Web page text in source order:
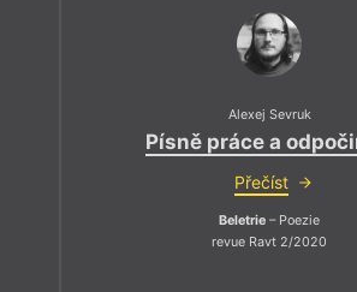
Alexej Sevruk
Písně práce a
Přečíst
Beletrie – Poezie
revue Ravt 2/2020